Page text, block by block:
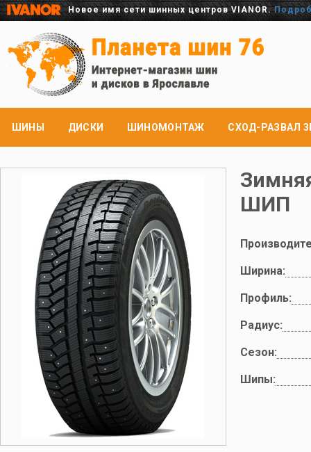
Новое имя сети шинных центров VIANOR.
ШИНЫ ДИСКИ ШИНОМОНТАЖ СХОД-РАЗВАЛ
ШИП
Ширина:
Профиль:
Радиус:
Сезон:
Шипы: